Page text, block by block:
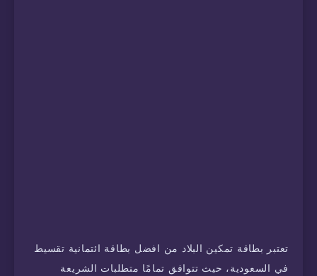
تعتبر بطاقة تمكين البلاد من افضل بطاقة ائتمانية تقسيط
في السعودية، حيث تتوافق تمامًا متطلبات الشريعة